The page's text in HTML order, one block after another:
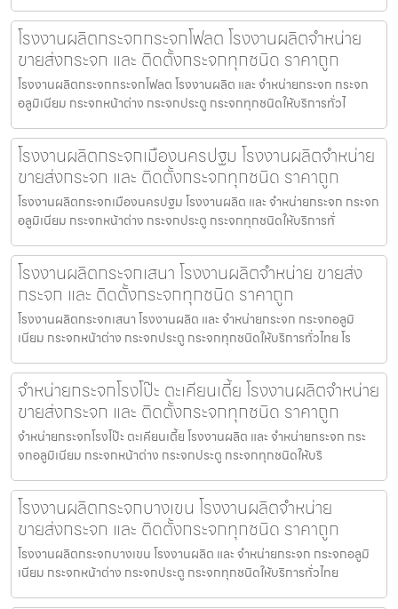
โรงงานผลิตกระจกกระจกโฟลต โรงงานผลิตจำหน่าย
ขายส่งกระจก และ ติดตั้งกระจกทุกชนิด ราคาถูก
โรงงานผลิตกระจกกระจกโฟลต โรงงานผลิต และ จำหน่ายกระจก กระจก
อลูมิเนียม กระจกหน้าต่าง กระจกประตู กระจกทุกชนิดให้บริการทั่วไ
โรงงานผลิตกระจกเมืองนครปฐม โรงงานผลิตจำหน่าย
ขายส่งกระจก และ ติดตั้งกระจกทุกชนิด ราคาถูก
โรงงานผลิตกระจกเมืองนครปฐม โรงงานผลิต และ จำหน่ายกระจก กระจก
อลูมิเนียม กระจกหน้าต่าง กระจกประตู กระจกทุกชนิดให้บริการทั่
โรงงานผลิตกระจกเสนา โรงงานผลิตจำหน่าย ขายส่ง
กระจก และ ติดตั้งกระจกทุกชนิด ราคาถูก
โรงงานผลิตกระจกเสนา โรงงานผลิต และ จำหน่ายกระจก กระจกอลูมิ
เนียม กระจกหน้าต่าง กระจกประตู กระจกทุกชนิดให้บริการทั่วไทย โร
จำหน่ายกระจกโรงโป๊ะ ตะเคียนเตี้ย โรงงานผลิตจำหน่าย
ขายส่งกระจก และ ติดตั้งกระจกทุกชนิด ราคาถูก
จำหน่ายกระจกโรงโป๊ะ ตะเคียนเตี้ย โรงงานผลิต และ จำหน่ายกระจก กระ
จกอลูมิเนียม กระจกหน้าต่าง กระจกประตู กระจกทุกชนิดให้บริ
โรงงานผลิตกระจกบางเขน โรงงานผลิตจำหน่าย
ขายส่งกระจก และ ติดตั้งกระจกทุกชนิด ราคาถูก
โรงงานผลิตกระจกบางเขน โรงงานผลิต และ จำหน่ายกระจก กระจกอลูมิ
เนียม กระจกหน้าต่าง กระจกประตู กระจกทุกชนิดให้บริการทั่วไทย